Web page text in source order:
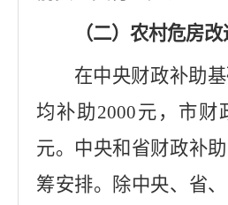
（二） 农村危房
在中央财政补助
均补助2000元，市财
元。中央和省财政补
筹安排。除中央、省、